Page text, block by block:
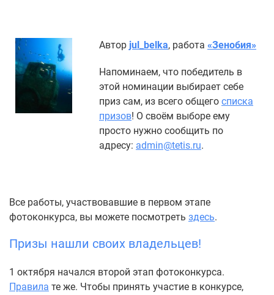
Автор jul_belka, работа «Зенобия»
Напоминаем, что победитель в
этой номинации выбирает себе
приз сам, из всего общего списка
призов! О своём выборе ему
просто нужно сообщить по
адресу: admin@tetis.ru.
Все работы, участвовавшие в первом этапе
фотоконкурса, вы можете посмотреть здесь.
Призы нашли своих владельцев!
1 октября начался второй этап фотоконкурса.
Правила те же. Чтобы принять участие в конкурсе,